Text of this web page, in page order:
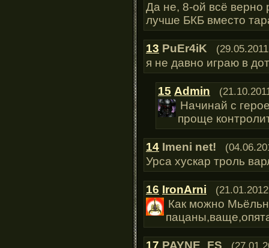
Да не, 8-ой всё верно
лучше БКБ вместо
13 PuEr4iK
я не давно играю в
15 Admin
Начинай с
проще
14 Imeni net!
Урса хускар троль
16 IronArni
Как можно
17 PAYNE_FS